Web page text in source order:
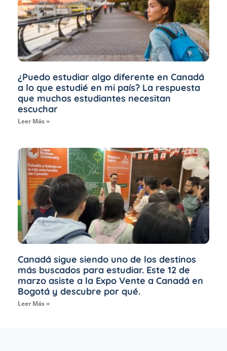
¿Puedo estudiar algo diferente en Canadá
a lo que estudié en mi país? La respuesta
que muchos estudiantes necesitan
escuchar
Leer Más »
Canadá sigue siendo uno de los destinos
más buscados para estudiar. Este 12 de
marzo asiste a la Expo Vente a Canadá en
Bogotá y descubre por qué.
Leer Más »